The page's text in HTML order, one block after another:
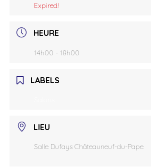
Expired!
HEURE
14h00 - 18h00
LABELS
LIEU
Salle Dufays Châteauneuf-du-Pape